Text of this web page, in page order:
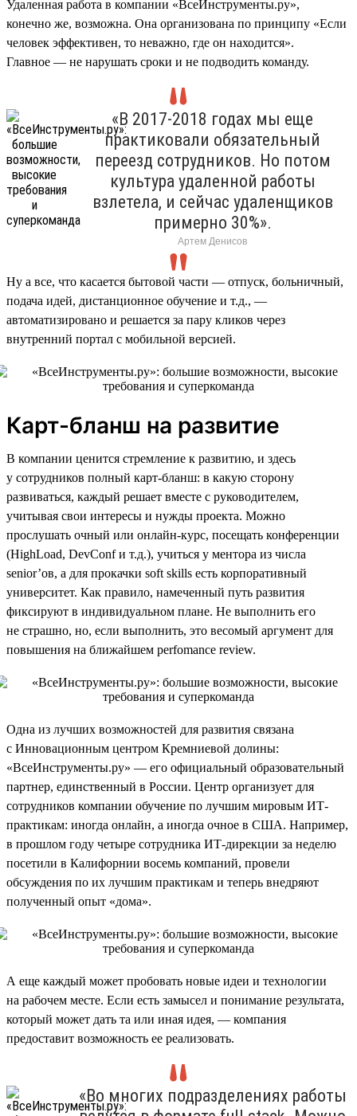
Удаленная работа в компании «ВсеИнструменты.ру»,
конечно же, возможна. Она организована по принципу «Если
человек эффективен, то неважно, где он находится».
Главное — не нарушать сроки и не подводить команду.
«В 2017-2018 годах мы еще
практиковали обязательный
переезд сотрудников. Но потом
культура удаленной работы
взлетела, и сейчас удаленщиков
примерно 30%».
Артем Денисов
Ну а все, что касается бытовой части — отпуск, больничный,
подача идей, дистанционное обучение и т.д., —
автоматизировано и решается за пару кликов через
внутренний портал с мобильной версией.
Карт-бланш на развитие
В компании ценится стремление к развитию, и здесь
у сотрудников полный карт-бланш: в какую сторону
развиваться, каждый решает вместе с руководителем,
учитывая свои интересы и нужды проекта. Можно
прослушать очный или онлайн-курс, посещать конференции
(HighLoad, DevConf и т.д.), учиться у ментора из числа
senior’ов, а для прокачки soft skills есть корпоративный
университет. Как правило, намеченный путь развития
фиксируют в индивидуальном плане. Не выполнить его
не страшно, но, если выполнить, это весомый аргумент для
повышения на ближайшем perfomance review.
Одна из лучших возможностей для развития связана
с Инновационным центром Кремниевой долины:
«ВсеИнструменты.ру» — его официальный образовательный
партнер, единственный в России. Центр организует для
сотрудников компании обучение по лучшим мировым ИТ-
практикам: иногда онлайн, а иногда очное в США. Например,
в прошлом году четыре сотрудника ИТ-дирекции за неделю
посетили в Калифорнии восемь компаний, провели
обсуждения по их лучшим практикам и теперь внедряют
полученный опыт «дома».
А еще каждый может пробовать новые идеи и технологии
на рабочем месте. Если есть замысел и понимание результата,
который может дать та или иная идея, — компания
предоставит возможность ее реализовать.
«Во многих подразделениях работы